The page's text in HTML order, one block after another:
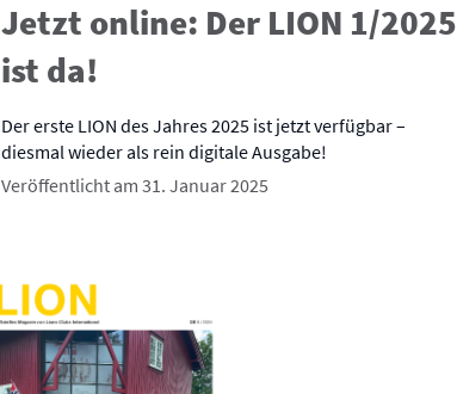
Jetzt online: Der LION 1/2025
ist da!
Der erste LION des Jahres 2025 ist jetzt verfügbar –
diesmal wieder als rein digitale Ausgabe!
Veröffentlicht am 31. Januar 2025